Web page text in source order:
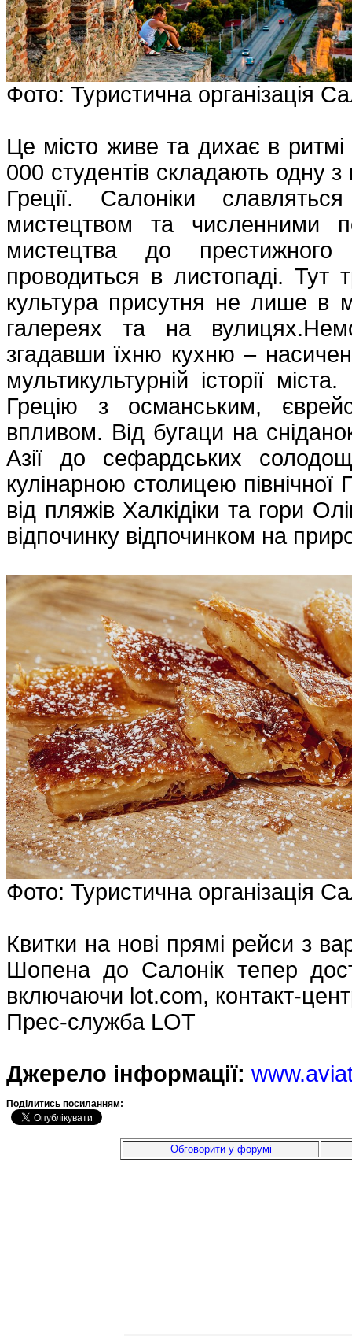
Фото: Туристична організація
Це місто живе та дихає в
000 студентів складають одну
Греції. Салоніки
мистецтвом та численними
мистецтва до
проводиться в листопаді. Тут
культура присутня не лише в
галереях та на
згадавши їхню кухню –
мультикультурній історії
Грецію з османським,
впливом. Від бугаци на
Азії до сефардських
кулінарною столицею північної
від пляжів Халкідіки та гори
відпочинку відпочинком на
Фото: Туристична організація
Квитки на нові прямі рейси з
Шопена до Салонік тепер
включаючи lot.com, контакт-
Прес-служба LOT
Джерело інформації:
Подiлитись посиланням:
Обговорити у форумі